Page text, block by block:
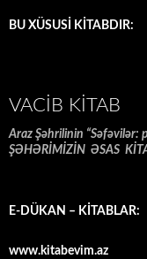
BU XÜSUSİ KİTABDIR:
VACIB KITAB
Araz Şəhrilinin “Səfəvilər:
ŞƏHƏRİMİZİN ƏSAS
E-DÜKAN – KİTABLAR:
www.kitabevim.az